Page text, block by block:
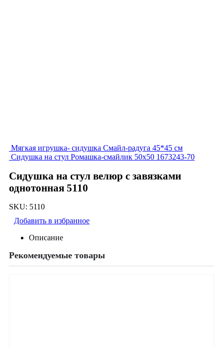
Мягкая игрушка- сидушка Смайл-радуга 45*45 см
Сидушка на стул Ромашка-смайлик 50х50 1673243-70
Сидушка на стул велюр с завязками
однотонная 5110
SKU: 5110
Добавить в избранное
Описание
Рекомендуемые товары